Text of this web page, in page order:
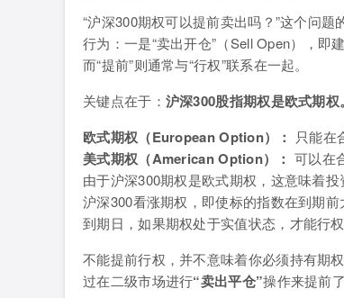
“沪深300期权可以提前卖出吗？”这个问题
行为：一是“卖出开仓”（Sell Open），即
而“提前”则通常与“行权”联系在一起。
关键点在于： 沪深300股指期权是欧式期权。
欧式期权（European Option）：
只能在
美式期权（American Option）： 可以在
由于沪深300期权是欧式期权，这意味着投
沪深300看涨期权，即使标的指数在到期
到期日，如果期权处于实值状态，才能行权
不能提前行权，并不意味着你必须持有期
过在二级市场进行“卖出平仓”操作来提前